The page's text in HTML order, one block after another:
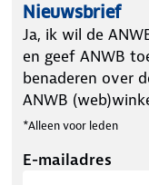
Nieuwsbrief
Ja, ik wil de
en geef ANWB
benaderen over
ANWB
*Alleen voor leden
E-mailadres